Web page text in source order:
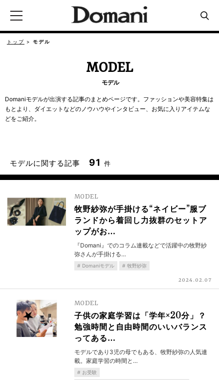
トップ モデル
MODEL
モデル
Domaniモデルが出演する記事のまとめページです。ファッションや美容特集は
もとより、ダイエットなどのノウハウやインタビュー、お気に入りアイテムな
どをご紹介。
モデルに関する記事 91 件
MODEL
牧野紗弥が手掛ける“ネイビー”服ブ
ランドから着回し力抜群のセットア
ップがお…
『Domani』でのコラム連載などで活躍中の牧野紗
弥さんが手掛ける…
Domaniモデル 牧野紗弥
2024.02.07
MODEL
子供の家庭学習は「学年×20分」？
勉強時間と自由時間のいいバランス
ってある…
モデルであり3児の母でもある、牧野紗弥の人気連
載。家庭学習の時間と…
お受験